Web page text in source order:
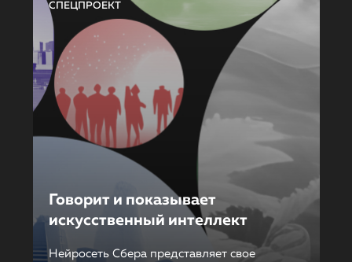
СПЕЦПРОЕКТ
Говорит и показывает
искусственный интеллект
Нейросеть Сбера представляет свое